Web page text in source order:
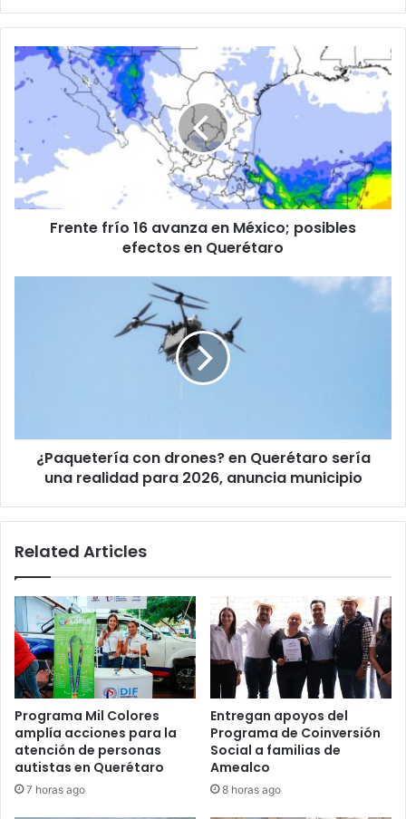
Frente
frío
16
México;
posibles
efectos
en
QuerétaroFrente frío 16 avanza en México; posibles
efectos en Querétaro
para
2026,
anuncia
¿Paquetería con drones? en Querétaro sería
una realidad para 2026, anuncia municipio
Related Articles
Programa Mil Colores
amplía acciones para la
atención de personas
autistas en Querétaro
7 horas ago
Entregan apoyos del
Programa de Coinversión
Social a familias de
Amealco
8 horas ago